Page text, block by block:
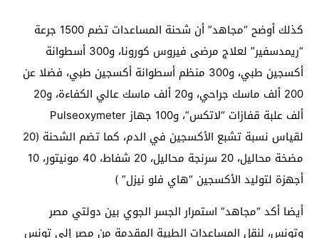
كذلك أوضح “مجاهد” أن شحنة المساعدات تضم 1500 جرعة
“ريمدسفير” لعلاج مرضى فيروس كورونا، و300 أسطوانة
أكسجين طبي، و300 منظم أسطوانة أكسجين طبي، فضلا عن
200 ألف ماسك جراحي، و20 ألف ماسك عالي الكفاءة، و20
ألف علبة قفازات “لاتكس”، و100 جهاز Pulseoxymeter
لقياس نسبة تشبع الأكسجين في الدم، كما تضم الشحنة (20
مضخة محاليل، 20 سرنجة محاليل، 20 شفاط، 40 مونيتور، 10
أجهزة لتوليد الأكسجين “هاي فلو نيزل” )
أيضا أكد “مجاهد” استمرار الجسر الجوي بين دولتي مصر
وتونس، لنقل المساعدات الطبية المقدمة من مصر إلى تونس